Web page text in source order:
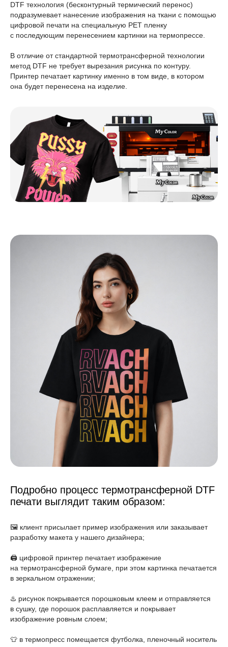
DTF технология (бесконтурный термический перенос)
подразумевает нанесение изображения на ткани с помощью
цифровой печати на специальную PET пленку
с последующим перенесением картинки на термопрессе.
В отличие от стандартной термотрансферной технологии
метод DTF не требует вырезания рисунка по контуру.
Принтер печатает картинку именно в том виде, в котором
она будет перенесена на изделие.
Подробно процесс термотрансферной DTF
печати выглядит таким образом:
🖼️ клиент присылает пример изображения или заказывает
разработку макета у нашего дизайнера;
🖨️ цифровой принтер печатает изображение
на термотрансферной бумаге, при этом картинка печатается
в зеркальном отражении;
♨️ рисунок покрывается порошковым клеем и отправляется
в сушку, где порошок расплавляется и покрывает
изображение ровным слоем;
👕 в термопресс помещается футболка, пленочный носитель